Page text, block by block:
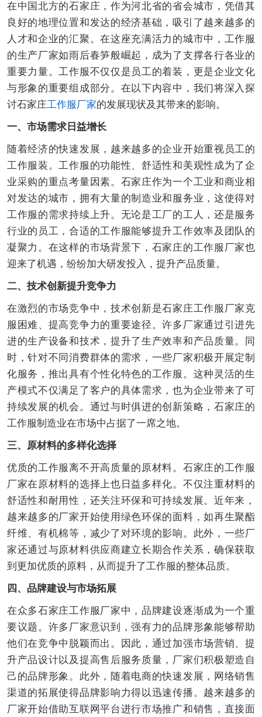
在中国北方的石家庄，作为河北省的省会城市，凭借其
良好的地理位置和发达的经济基础，吸引了越来越多的
人才和企业的汇聚。在这座充满活力的城市中，工作服
的生产厂家如雨后春笋般崛起，成为了支撑各行各业的
重要力量。工作服不仅仅是员工的着装，更是企业文化
与形象的重要组成部分。在以下内容中，我们将深入探
讨石家庄工作服厂家的发展现状及其带来的影响。
一、市场需求日益增长
随着经济的快速发展，越来越多的企业开始重视员工的
工作服装。工作服的功能性、舒适性和美观性成为了企
业采购的重点考量因素。石家庄作为一个工业和商业相
对发达的城市，拥有大量的制造业和服务业，这使得对
工作服的需求持续上升。无论是工厂的工人，还是服务
行业的员工，合适的工作服能够提升工作效率及团队的
凝聚力。在这样的市场背景下，石家庄的工作服厂家也
迎来了机遇，纷纷加大研发投入，提升产品质量。
二、技术创新提升竞争力
在激烈的市场竞争中，技术创新是石家庄工作服厂家克
服困难、提高竞争力的重要途径。许多厂家通过引进先
进的生产设备和技术，提升了生产效率和产品质量。同
时，针对不同消费群体的需求，一些厂家积极开展定制
化服务，推出具有个性化特色的工作服。这种灵活的生
产模式不仅满足了客户的具体需求，也为企业带来了可
持续发展的机会。通过与时俱进的创新策略，石家庄的
工作服制造业在市场中占据了一席之地。
三、原材料的多样化选择
优质的工作服离不开高质量的原材料。石家庄的工作服
厂家在原材料的选择上也日益多样化。不仅注重材料的
舒适性和耐用性，还关注环保和可持续发展。近年来，
越来越多的厂家开始使用绿色环保的面料，如再生聚酯
纤维、有机棉等，减少了对环境的影响。此外，一些厂
家还通过与原材料供应商建立长期合作关系，确保获取
到更加优质的原料，从而提升了工作服的整体品质。
四、品牌建设与市场拓展
在众多石家庄工作服厂家中，品牌建设逐渐成为一个重
要议题。许多厂家意识到，强有力的品牌形象能够帮助
他们在竞争中脱颖而出。因此，通过加强市场营销、提
升产品设计以及提高售后服务质量，厂家们积极塑造自
己的品牌形象。此外，随着电商的快速发展，网络销售
渠道的拓展使得品牌影响力得以迅速传播。越来越多的
厂家开始借助互联网平台进行市场推广和销售，直接面